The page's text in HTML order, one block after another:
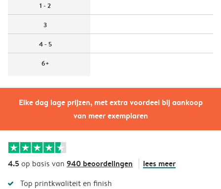
Elke dag lage prijzen, met extra voordeel bij aankoop
van meer exemplaren
1 - 2
3
4 - 5
6+
4.5op basis van 940 beoordelingen lees meer
Top printkwaliteit en finish